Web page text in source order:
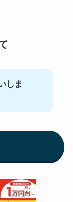
しま